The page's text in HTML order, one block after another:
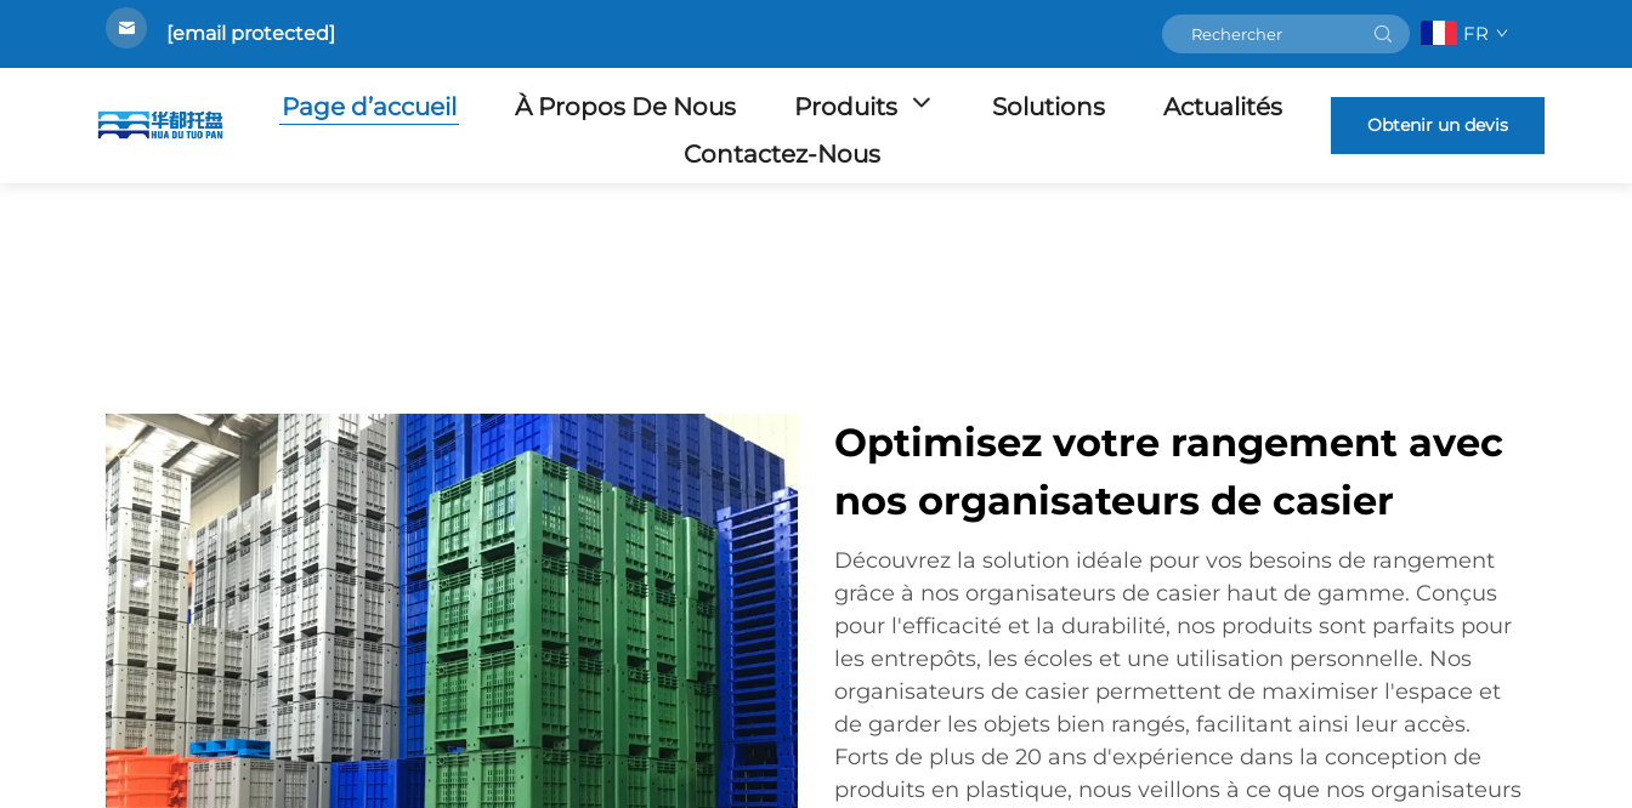
[email protected] FR
Page d’accueil À Propos De Nous Produits Solutions
Actualités
Contactez-Nous
Obtenir un devis
Optimisez votre rangement avec
nos organisateurs de casier
Découvrez la solution idéale pour vos besoins de rangement
grâce à nos organisateurs de casier haut de gamme. Conçus
pour l'efficacité et la durabilité, nos produits sont parfaits pour
les entrepôts, les écoles et une utilisation personnelle. Nos
organisateurs de casier permettent de maximiser l'espace et
de garder les objets bien rangés, facilitant ainsi leur accès.
Forts de plus de 20 ans d'expérience dans la conception de
produits en plastique, nous veillons à ce que nos organisateurs